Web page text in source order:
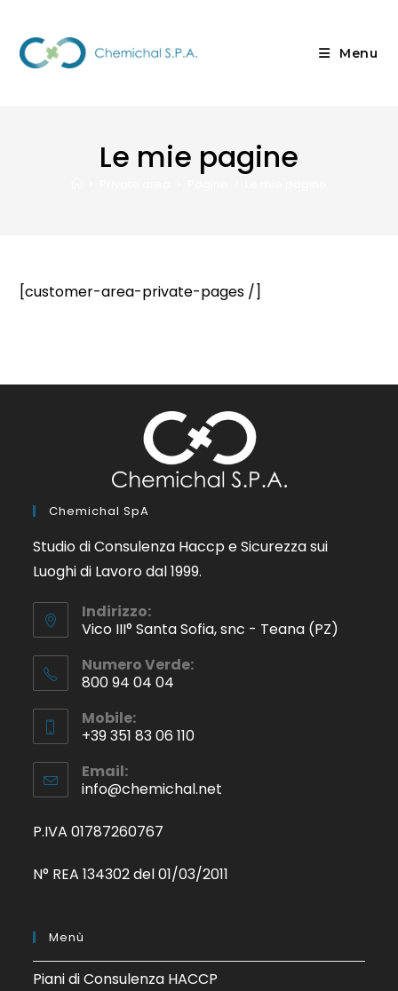
Menu
Le mie pagine
[customer-area-private-pages /]
Chemichal SpA
Studio di Consulenza Haccp e Sicurezza sui
Luoghi di Lavoro dal 1999.
Indirizzo:
Vico III° Santa Sofia, snc - Teana (PZ)
Numero Verde:
800 94 04 04
Mobile:
+39 351 83 06 110
Email:
info@chemichal.net
P.IVA 01787260767
N° REA 134302 del 01/03/2011
Menù
Piani di Consulenza HACCP